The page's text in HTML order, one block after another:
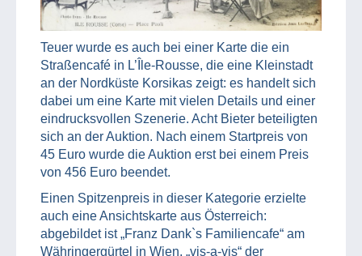
Teuer wurde es auch bei einer Karte die ein
Straßencafé in L’Île-Rousse, die eine Kleinstadt
an der Nordküste Korsikas zeigt: es handelt sich
dabei um eine Karte mit vielen Details und einer
eindrucksvollen Szenerie. Acht Bieter beteiligten
sich an der Auktion. Nach einem Startpreis von
45 Euro wurde die Auktion erst bei einem Preis
von 456 Euro beendet.
Einen Spitzenpreis in dieser Kategorie erzielte
auch eine Ansichtskarte aus Österreich:
abgebildet ist „Franz Dank`s Familiencafe“ am
Währingergürtel in Wien, „vis-a-vis“ der